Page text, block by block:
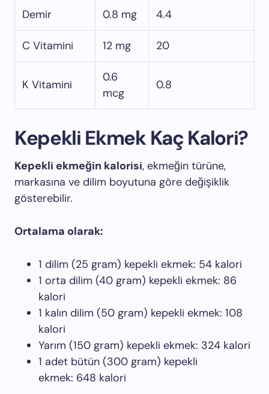
Demir 0.8 mg 4.4
C Vitamini 12 mg 20
K Vitamini
0.6
mcg
0.8
Kepekli Ekmek Kaç Kalori?
Kepekli ekmeğin kalorisi, ekmeğin türüne,
markasına ve dilim boyutuna göre değişiklik
gösterebilir.
Ortalama olarak:
1 dilim (25 gram) kepekli ekmek: 54 kalori
1 orta dilim (40 gram) kepekli ekmek: 86
kalori
1 kalın dilim (50 gram) kepekli ekmek: 108
kalori
Yarım (150 gram) kepekli ekmek: 324 kalori
1 adet bütün (300 gram) kepekli
ekmek: 648 kalori